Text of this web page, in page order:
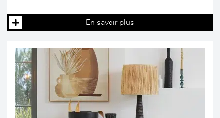
En savoir plus